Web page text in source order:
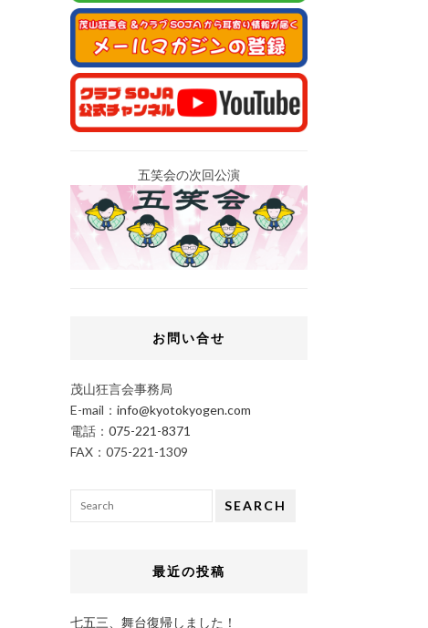
五笑会の次回公演
お問い合せ
茂山狂言会事務局
E-mail： info@kyotokyogen.com
電話： 075-221-8371
FAX：075-221-1309
SEARCH
最近の投稿
七五三、舞台復帰しました！